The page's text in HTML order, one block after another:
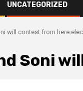
UNCATEGORIZED
will contest from here
Soni